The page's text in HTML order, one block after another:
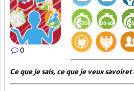
0
Ce que je sais, ce que je veux savoir et